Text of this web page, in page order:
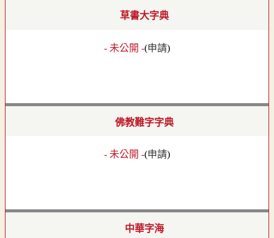
草書大字典
- 未公開 -(申請)
佛教難字字典
- 未公開 -(申請)
中華字海